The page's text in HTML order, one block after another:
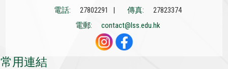
電話:
27802291 | 傳真:
27823374
電郵:
contact@lss.edu.hk
常用連結